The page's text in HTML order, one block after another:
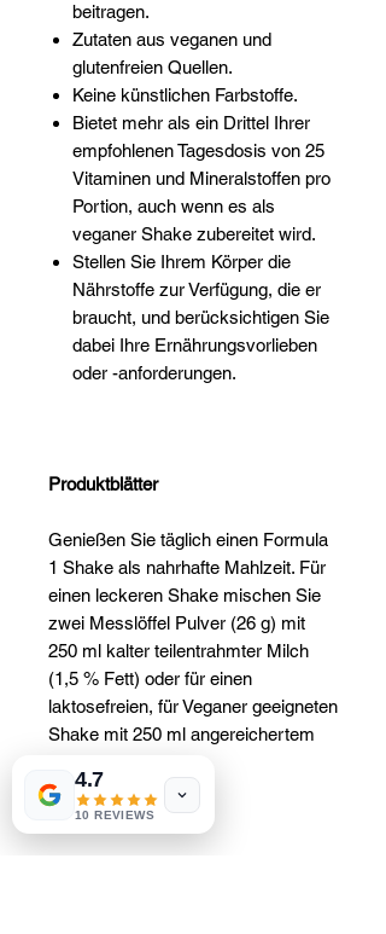
beitragen.
Zutaten aus veganen und
glutenfreien Quellen.
Keine künstlichen Farbstoffe.
Bietet mehr als ein Drittel Ihrer
empfohlenen Tagesdosis von 25
Vitaminen und Mineralstoffen pro
Portion, auch wenn es als
veganer Shake zubereitet wird.
Stellen Sie Ihrem Körper die
Nährstoffe zur Verfügung, die er
braucht, und berücksichtigen Sie
dabei Ihre Ernährungsvorlieben
oder -anforderungen.
Produktblätter
Genießen Sie täglich einen Formula
1 Shake als nahrhafte Mahlzeit. Für
einen leckeren Shake mischen Sie
zwei Messlöffel Pulver (26 g) mit
250 ml kalter teilentrahmter Milch
(1,5 % Fett) oder für einen
laktosefreien, für Veganer geeigneten
Shake mit 250 ml angereichertem
4.7
10 REVIEWS